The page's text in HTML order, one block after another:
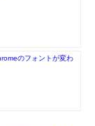
のフォントが変わ